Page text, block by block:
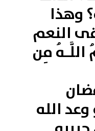
وهذا
النعم
اللَّـهُ مِن
الله